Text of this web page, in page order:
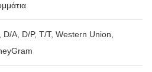
D/A, D/P, T/T, Western Union,